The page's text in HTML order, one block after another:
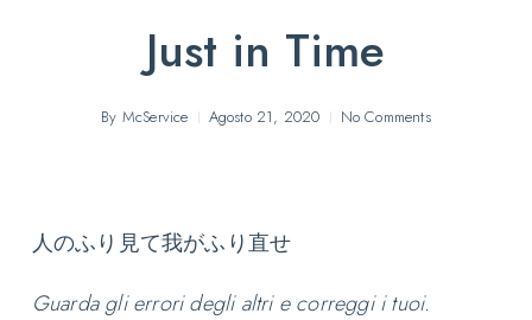
Just in Time
By McService Agosto 21, 2020 No Comments
人のふり見て我がふり直せ
Guarda gli errori degli altri e correggi i tuoi.